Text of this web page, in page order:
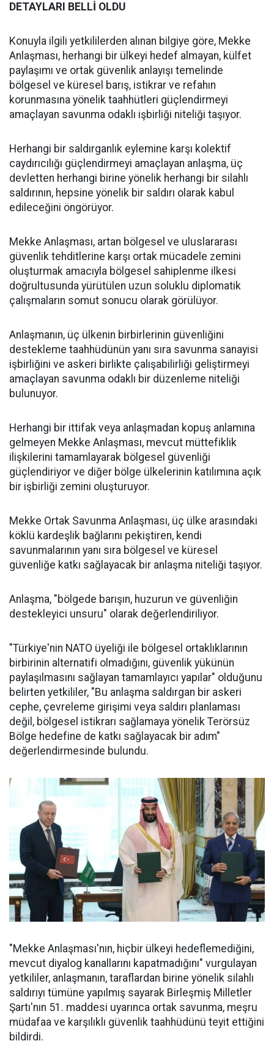
DETAYLARI BELLİ OLDU
Konuyla ilgili yetkililerden alınan bilgiye göre, Mekke
Anlaşması, herhangi bir ülkeyi hedef almayan, külfet
paylaşımı ve ortak güvenlik anlayışı temelinde
bölgesel ve küresel barış, istikrar ve refahın
korunmasına yönelik taahhütleri güçlendirmeyi
amaçlayan savunma odaklı işbirliği niteliği taşıyor.
Herhangi bir saldırganlık eylemine karşı kolektif
caydırıcılığı güçlendirmeyi amaçlayan anlaşma, üç
devletten herhangi birine yönelik herhangi bir silahlı
saldırının, hepsine yönelik bir saldırı olarak kabul
edileceğini öngörüyor.
Mekke Anlaşması, artan bölgesel ve uluslararası
güvenlik tehditlerine karşı ortak mücadele zemini
oluşturmak amacıyla bölgesel sahiplenme ilkesi
doğrultusunda yürütülen uzun soluklu diplomatik
çalışmaların somut sonucu olarak görülüyor.
Anlaşmanın, üç ülkenin birbirlerinin güvenliğini
destekleme taahhüdünün yanı sıra savunma sanayisi
işbirliğini ve askeri birlikte çalışabilirliği geliştirmeyi
amaçlayan savunma odaklı bir düzenleme niteliği
bulunuyor.
Herhangi bir ittifak veya anlaşmadan kopuş anlamına
gelmeyen Mekke Anlaşması, mevcut müttefiklik
ilişkilerini tamamlayarak bölgesel güvenliği
güçlendiriyor ve diğer bölge ülkelerinin katılımına açık
bir işbirliği zemini oluşturuyor.
Mekke Ortak Savunma Anlaşması, üç ülke arasındaki
köklü kardeşlik bağlarını pekiştiren, kendi
savunmalarının yanı sıra bölgesel ve küresel
güvenliğe katkı sağlayacak bir anlaşma niteliği taşıyor.
Anlaşma, "bölgede barışın, huzurun ve güvenliğin
destekleyici unsuru" olarak değerlendiriliyor.
"Türkiye'nin NATO üyeliği ile bölgesel ortaklıklarının
birbirinin alternatifi olmadığını, güvenlik yükünün
paylaşılmasını sağlayan tamamlayıcı yapılar" olduğunu
belirten yetkililer, "Bu anlaşma saldırgan bir askeri
cephe, çevreleme girişimi veya saldırı planlaması
değil, bölgesel istikrarı sağlamaya yönelik Terörsüz
Bölge hedefine de katkı sağlayacak bir adım"
değerlendirmesinde bulundu.
"Mekke Anlaşması'nın, hiçbir ülkeyi hedeflemediğini,
mevcut diyalog kanallarını kapatmadığını" vurgulayan
yetkililer, anlaşmanın, taraflardan birine yönelik silahlı
saldırıyı tümüne yapılmış sayarak Birleşmiş Milletler
Şartı'nın 51. maddesi uyarınca ortak savunma, meşru
müdafaa ve karşılıklı güvenlik taahhüdünü teyit ettiğini
bildirdi.